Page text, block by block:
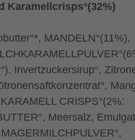
Karamellcrisps°(32%)
MANDELN°(11%),
Invertzuckersirup°,
CRISPS°(2%:
Meersalz,